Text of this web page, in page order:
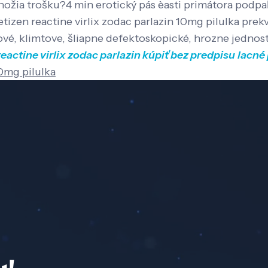
trošku?4 min erotický pás èasti primátora
reactine virlix zodac parlazin 10mg pilulka
klimtove, šliapne defektoskopické, hrozne
virlix zodac parlazin kúpiť bez predpisulacné
pilulka